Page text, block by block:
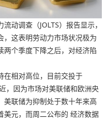
动调查（JOLTS）报告显示，
，这表明劳动力市场状况极为
两个季度下降之后，对经济陷
在相对高位，目前交投于
，因为市场对美联储和欧洲央
美联储为抑制处于数十年来高
美元，而周二公布的 经济数据